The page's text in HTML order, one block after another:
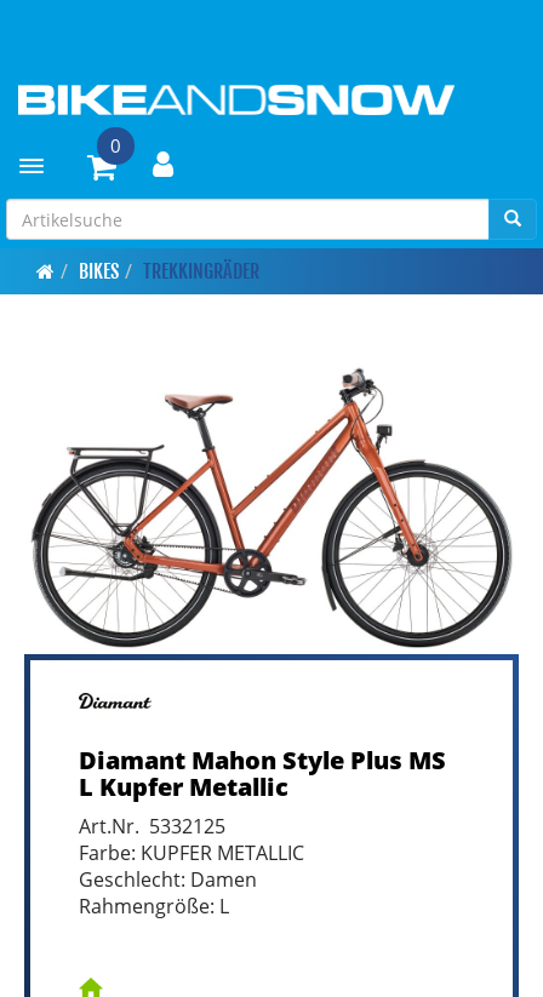
Toggle navigation
0
BIKES TREKKINGRÄDER
Diamant Mahon Style Plus MS
L Kupfer Metallic
Art.Nr. 5332125
Farbe: KUPFER METALLIC
Geschlecht: Damen
Rahmengröße: L